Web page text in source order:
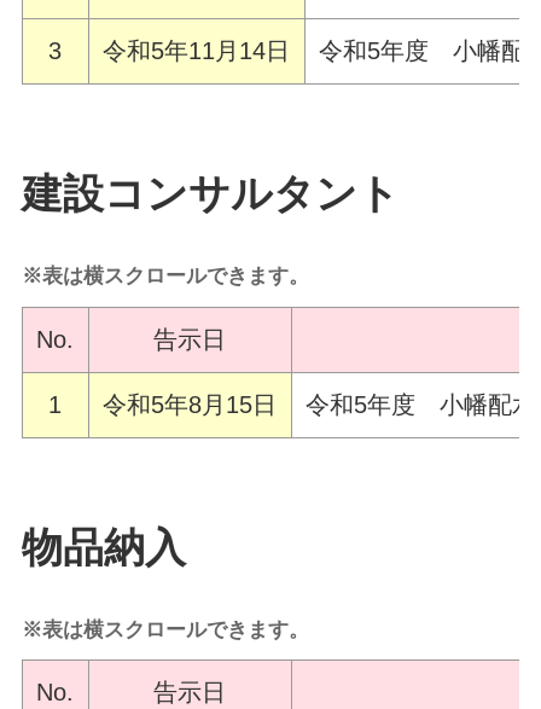
3 令和5年11月14日 令和5年度 小幡配
建設コンサルタント
※表は横スクロールできます。
No. 告示日
1 令和5年8月15日 令和5年度 小幡配水
物品納入
※表は横スクロールできます。
No. 告示日